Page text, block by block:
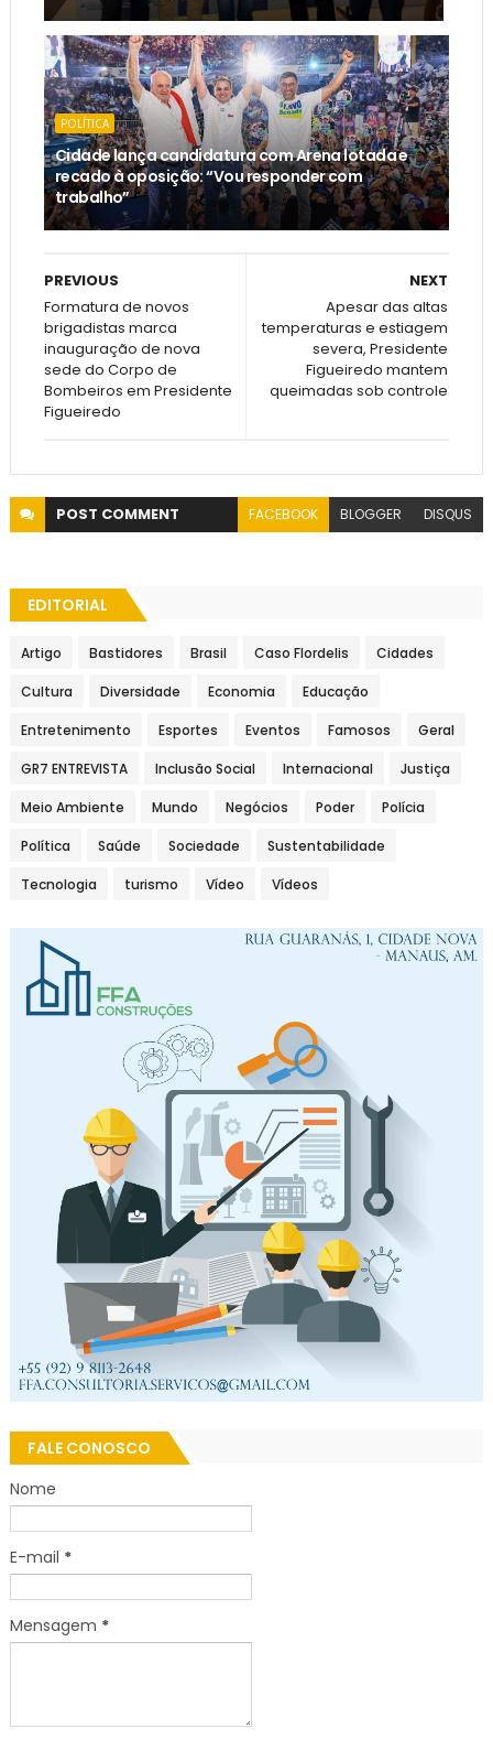
POLÍTICA
Cidade lança candidatura com Arena lotada e
recado à oposição: “Vou responder com
trabalho”
NEXT
Apesar das altas
temperaturas e estiagem
severa, Presidente
Figueiredo mantem
queimadas sob controle
PREVIOUS
Formatura de novos
brigadistas marca
inauguração de nova
sede do Corpo de
Bombeiros em Presidente
Figueiredo
POST COMMENT FACEBOOK BLOGGER DISQUS
EDITORIAL
Artigo Bastidores Brasil Caso Flordelis Cidades
Cultura Diversidade Economia Educação
Entretenimento Esportes Eventos Famosos Geral
GR7 ENTREVISTA Inclusão Social Internacional Justiça
Meio Ambiente Mundo Negócios Poder Polícia
Política Saúde Sociedade Sustentabilidade
Tecnologia turismo Vídeo Vídeos
FALE CONOSCO
Nome
E-mail *
Mensagem *